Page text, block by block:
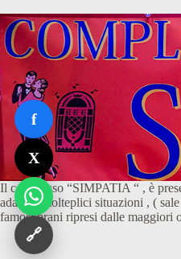
Il complesso “SIMPATIA “ , è
adatta a molteplici situazioni , (
famosi brani ripresi dalle maggiori
f
X
🔗